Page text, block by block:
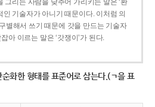
그리는 사람을 낮추어 가리키는 말은 ‘환
인 기술자가 아니기 때문이다. 이처럼 의
구별해서 쓰기 때문에 갓을 만드는 기술자
아 이르는 말은 ‘갓쟁이’가 된다.
화한 형태를 표준어로 삼는다.(ㄱ을 표